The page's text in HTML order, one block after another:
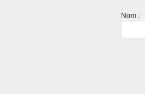
Nom :